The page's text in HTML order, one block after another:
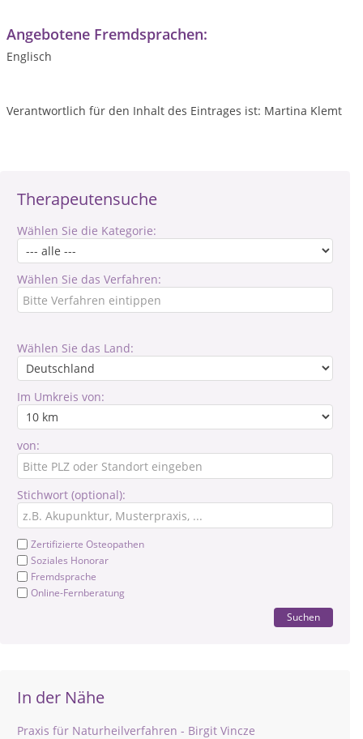
Therapeutensuche
Wählen Sie die Kategorie:
Wählen Sie das Verfahren:
Wählen Sie das Land:
Im Umkreis von:
von:
Stichwort (optional):
Zertifizierte Osteopathen
Soziales Honorar
Fremdsprache
Online-Fernberatung
Suchen
In der Nähe
Praxis für Naturheilverfahren - Birgit Vincze
Angebotene Fremdsprachen:
Englisch
Verantwortlich für den Inhalt des Eintrages ist: Martina Klemt